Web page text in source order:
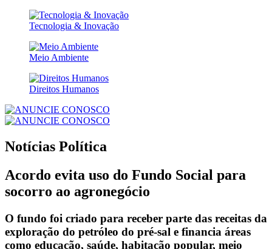
Tecnologia & Inovação
Meio Ambiente
Direitos Humanos
Notícias Política
Acordo evita uso do Fundo Social para
socorro ao agronegócio
O fundo foi criado para receber parte das receitas da
exploração do petróleo do pré-sal e financia áreas
como educação, saúde, habitação popular, meio